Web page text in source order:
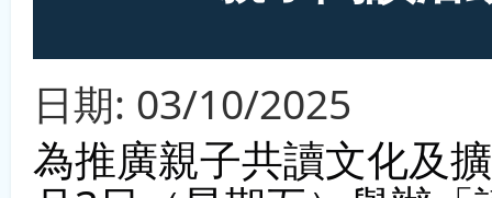
日期: 03/10/2025
為推廣親子共讀文化及